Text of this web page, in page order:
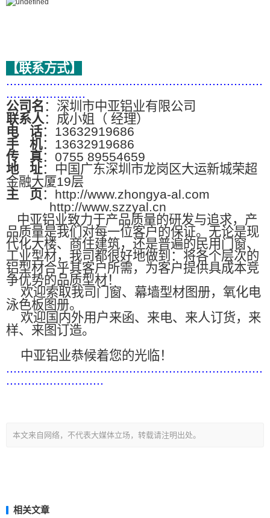
【联系方式】
.......................................................................
......................
公司名 ：深圳市中亚铝业有限公司
联系人：成小姐（ 经理）
电
话：13632919686
手 机：13632919686
传
真：0755 89554659
地
址：中国广东深圳市龙岗区大运新城荣超
金融大厦19层
主
页：http://www.zhongya-al.com
http://www.szzyal.cn
中亚铝业致力于产品质量的研发与追求，产
品质量是我们对每一位客户的保证。无论是现
代化大楼、商住建筑，还是普遍的民用门窗、
工业型材，我司都很好地做到：将各个层次的
铝型材合乎其客户所需，为客户提供具成本竞
争优势的品质型材！
欢迎索取我司门窗、幕墙型材图册，氧化电
泳色板图册。
欢迎国内外用户来函、来电、来人订货，来
样、来图订造。
中亚铝业恭候着您的光临！
.......................................................................
...........................
本文来自网络，不代表大媒体立场，转载请注明出处。
相关文章